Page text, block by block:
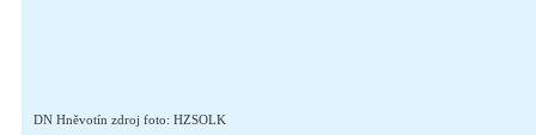
DN Hněvotín zdroj foto: HZSOLK